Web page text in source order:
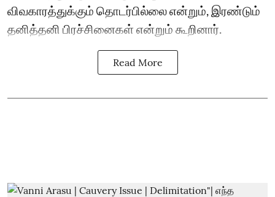
விவகாரத்துக்கும் தொடர்பில்லை என்றும், இரண்டும்
தனித்தனி பிரச்சினைகள் என்றும் கூறினார்.
Read More